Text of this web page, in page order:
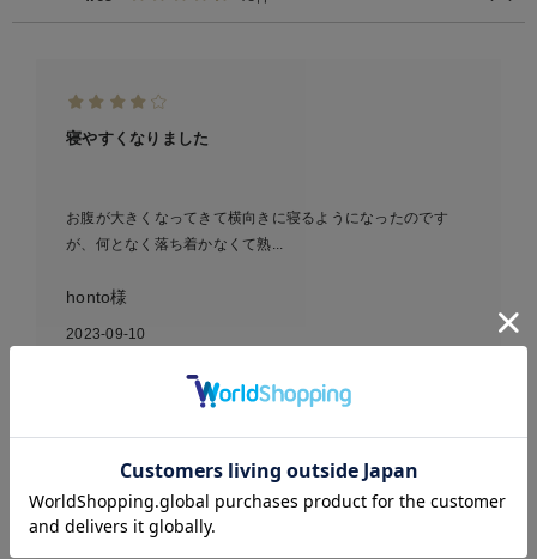
お気に入り商品を確認する
寝やすくなりました
お腹が大きくなってきて横向きに寝るようになったのです
が、何となく落ち着かなくて熟...
honto様
2023-09-10
枕 授乳クッション